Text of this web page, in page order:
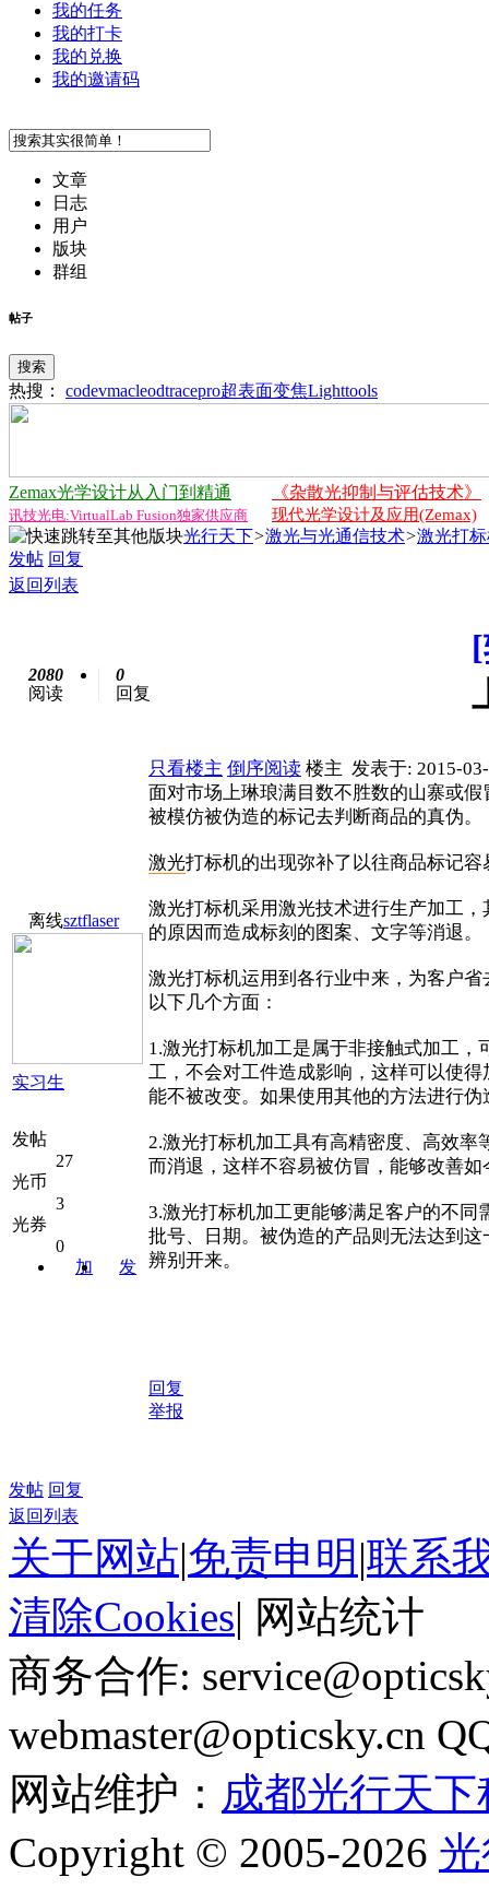
我的任务
我的打卡
我的兑换
我的邀请码
文章
日志
用户
版块
群组
帖子
搜索
热搜： codevmacleodtracepro超表面变焦Lighttools
Zemax光学设计从入门到精通 《杂散光抑制与评估技术》
讯技光电:VirtualLab Fusion独家供应商 现代光学设计及应用(Zemax)
光行天下>激光与光通信技术>激光打
发帖 回复
返回列表
2080
阅读
0
回复
离线sztflaser
实习生
发帖
27
光币
3
光券
0
加
发
只看楼主 倒序阅读 楼主 发表于: 2015-
面对市场上琳琅满目数不胜数的山寨或
被模仿被伪造的标记去判断商品的真伪。
激光打标机的出现弥补了以往商品标记
激光打标机采用激光技术进行生产加工
的原因而造成标刻的图案、文字等消退。
激光打标机运用到各行业中来，为客户
以下几个方面：
1.激光打标机加工是属于非接触式加工
工，不会对工件造成影响，这样可以使
能不被改变。如果使用其他的方法进行
2.激光打标机加工具有高精密度、高效
而消退，这样不容易被仿冒，能够改善
3.激光打标机加工更能够满足客户的不同
批号、日期。被伪造的产品则无法达到
辨别开来。
回复
举报
发帖 回复
返回列表
关于网站|免责申明 |联系
清除Cookies| 网站统计
商务合作:
webmaster@opticsky.cn
网站维护： 成都光行天
Copyright © 2005-2026